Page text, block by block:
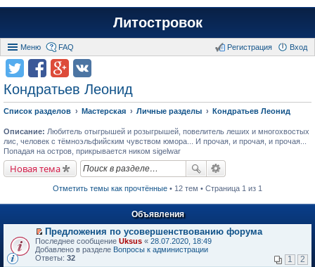
Литостровок
Меню FAQ Вход
Регистрация
Кондратьев Леонид
Список разделов Мастерская Личные разделы Кондратьев Леонид
Описание: Любитель отыгрышей и розыгрышей, повелитель леших и многохвостых
лис, человек с тёмноэльфийским чувством юмора... И прочая, и прочая, и прочая...
Попадая на остров, прикрывается ником sigelwar
Новая тема
Отметить темы как прочтённые • 12 тем • Страница 1 из 1
Объявления
П
е
р
Предложения по усовершенствованию форума
Последнее сообщение Uksus « 28.07.2020, 18:49
Добавлено в разделе Вопросы к администрации
Ответы: 32 1 2